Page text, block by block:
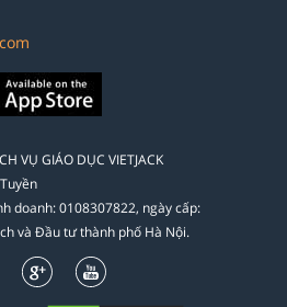
VỤ GIÁO DỤC VIETJACK
doanh: 0108307822, ngày cấp:
và Đầu tư thành phố Hà Nội.